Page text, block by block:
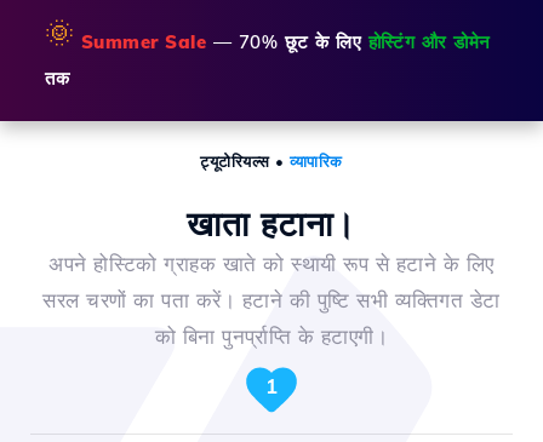
🌞 Summer Sale — 70% छूट के लिएहोस्टिंग और डोमेन
तक
ट्यूटोरियल्स•व्यापारिक
खाता हटाना।
अपने होस्टिको ग्राहक खाते को स्थायी रूप से हटाने के लिए
सरल चरणों का पता करें। हटाने की पुष्टि सभी व्यक्तिगत डेटा
को बिना पुनर्प्राप्ति के हटाएगी।
1